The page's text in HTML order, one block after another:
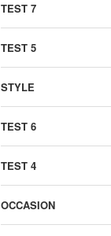
TEST 7
TEST 5
STYLE
TEST 6
TEST 4
OCCASION